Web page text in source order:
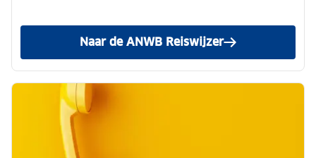
Naar de ANWB Reiswijzer